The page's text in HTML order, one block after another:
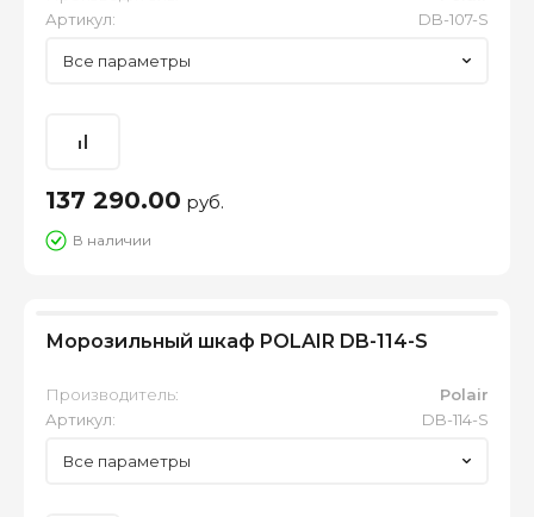
Артикул:
DB-107-S
Все параметры
137 290.00 руб.
В наличии
Морозильный шкаф POLAIR DB-114-S
Производитель:
Polair
Артикул:
DB-114-S
Все параметры